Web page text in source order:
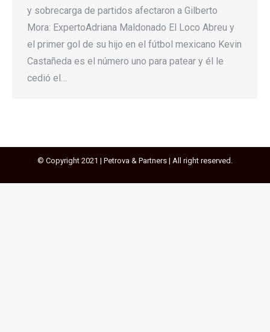
y sobrecarga de partidos afectaron a Gilberto
Mora: ExpertoAdriana Maldonado El Loco Abreu y
el primer gol de su hijo en el fútbol mexicano Kevin
Castañeda es el número uno para patear y él le
cedió el…
© Copyright 2021 | Petrova & Partners | All right reserved.